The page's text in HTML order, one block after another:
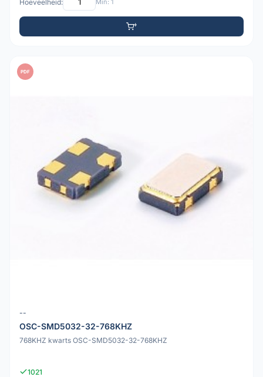
Hoeveelheid: Min: 1
PDF
--
OSC-SMD5032-32-768KHZ
768KHZ kwarts OSC-SMD5032-32-768KHZ
1021